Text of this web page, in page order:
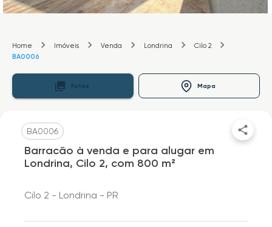
Home Imóveis Venda Londrina
Cilo 2
BA0006
Fotos Mapa
BA0006
Barracão à venda e para alugar em
Londrina, Cilo 2, com 800 m²
Cilo 2 - Londrina - PR